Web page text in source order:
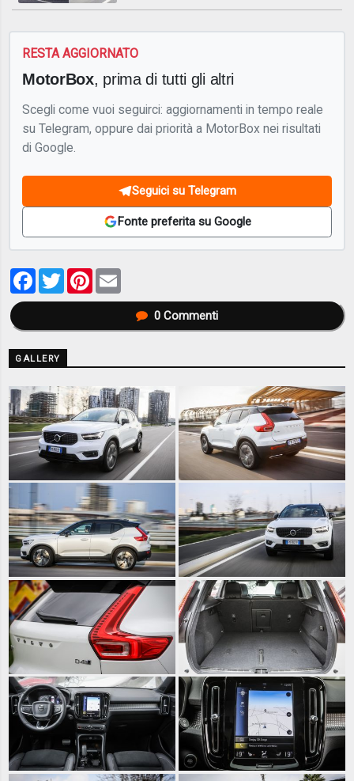
RESTA AGGIORNATO
MotorBox, prima di tutti gli altri
Scegli come vuoi seguirci: aggiornamenti in tempo reale
su Telegram, oppure dai priorità a MotorBox nei risultati
di Google.
Seguici su Telegram
Fonte preferita su Google
Facebook
TwitterPinterest
0Commenti
GALLERY